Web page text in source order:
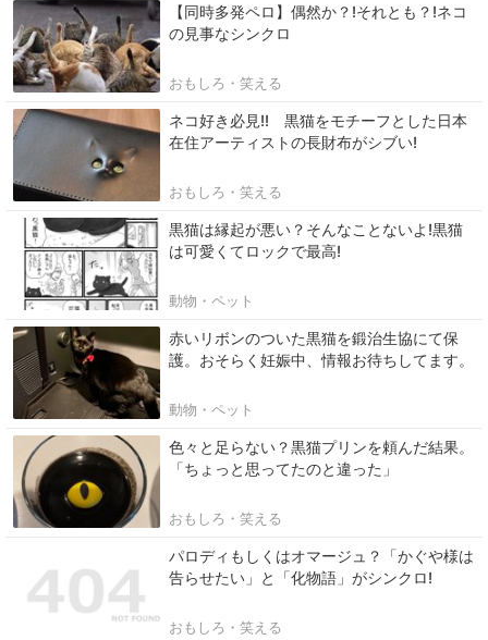
【同時多発ペロ】偶然か？!それとも？!ネコ
の見事なシンクロ
おもしろ・笑える
ネコ好き必見!! 黒猫をモチーフとした日本
在住アーティストの長財布がシブい!
おもしろ・笑える
黒猫は縁起が悪い？そんなことないよ!黒猫
は可愛くてロックで最高!
動物・ペット
赤いリボンのついた黒猫を鍛治生協にて保
護。おそらく妊娠中、情報お待ちしてます。
動物・ペット
色々と足らない？黒猫プリンを頼んだ結果。
「ちょっと思ってたのと違った」
おもしろ・笑える
パロディもしくはオマージュ？「かぐや様は
告らせたい」と「化物語」がシンクロ!
おもしろ・笑える